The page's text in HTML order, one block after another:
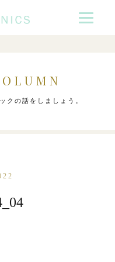
クの話をしましょう。